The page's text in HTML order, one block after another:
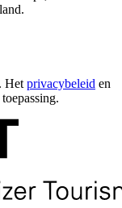
Het privacybeleid en